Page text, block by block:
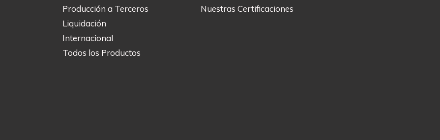
Producción a Terceros
Liquidación
Internacional
Todos los Productos
Nuestras Certificaciones